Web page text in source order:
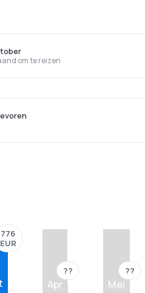
om te reizen
776
EUR
Apr
??
Mei
??